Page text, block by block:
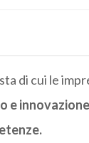
di cui le
e